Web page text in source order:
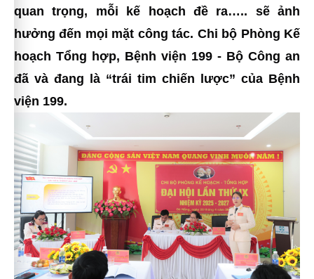
quan trọng, mỗi kế hoạch đề ra….. sẽ ảnh
hưởng đến mọi mặt công tác. Chi bộ Phòng Kế
hoạch Tổng hợp, Bệnh viện 199 - Bộ Công an
đã và đang là “trái tim chiến lược” của Bệnh
viện 199.